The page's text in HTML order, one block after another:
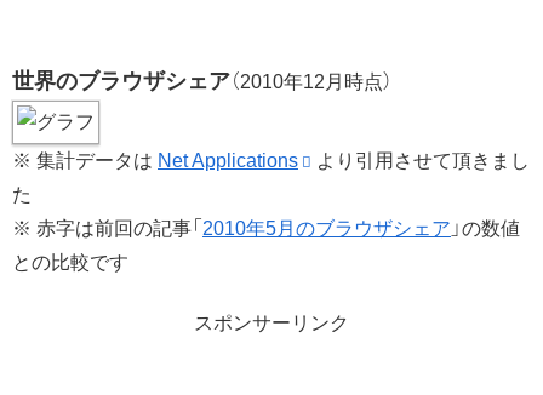
世界のブラウザシェア（2010年12月時点）
※ 集計データは Net Applications
より引用させて頂きまし
た
※ 赤字は前回の記事「 2010年5月のブラウザシェア 」の数値
との比較です
スポンサーリンク